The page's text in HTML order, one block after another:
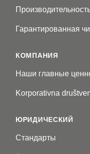
Гарантированная
КОМПАНИЯ
Наши главные
Korporativna
ЮРИДИЧЕСКИЙ
Стандарты